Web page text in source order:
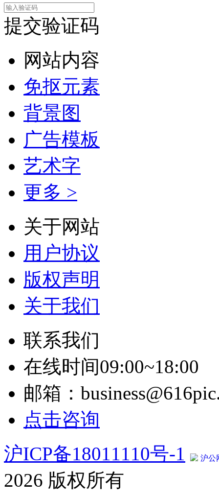
提交验证码
网站内容
免抠元素
背景图
广告模板
艺术字
更多 >
关于网站
用户协议
版权声明
关于我们
联系我们
在线时间09:00~18:00
邮箱：
点击咨询
沪ICP备18011110号-1
沪公
2026 版权所有